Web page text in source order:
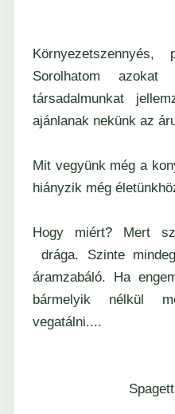
Környezetszennyés,
Sorolhatom
társadalmunkat
ajánlanak nekünk az
Mit vegyünk még a
hiányzik még
Hogy miért? Mert
drága. Szinte
áramzabáló. Ha
bármelyik nélkül
vegatálni....